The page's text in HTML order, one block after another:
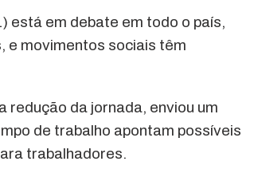
está em debate em todo o país,
e movimentos sociais têm
redução da jornada, enviou um
de trabalho apontam possíveis
trabalhadores.